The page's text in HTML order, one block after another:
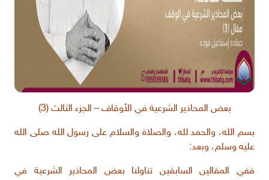
بعض المحاذير الشرعية في الأوقاف – الجزء الثالث (3)
بسم الله، والحمد لله، والصلاة والسلام على رسول الله صلى الله
عليه وسلم، وبعد:
ففي المقالين السابقين تناولنا بعض المحاذير الشرعية في